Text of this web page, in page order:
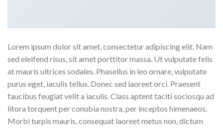
Lorem ipsum dolor sit amet, consectetur adipiscing elit. Nam
sed eleifend risus, sit amet porttitor massa. Ut vulputate felis
at mauris ultrices sodales. Phasellus in leo ornare, vulputate
purus eget, iaculis tellus. Donec sed laoreet orci. Praesent
faucibus feugiat velit a iaculis. Class aptent taciti sociosqu ad
litora torquent per conubia nostra, per inceptos himenaeos.
Morbi turpis mauris, consequat laoreet metus non, dictum